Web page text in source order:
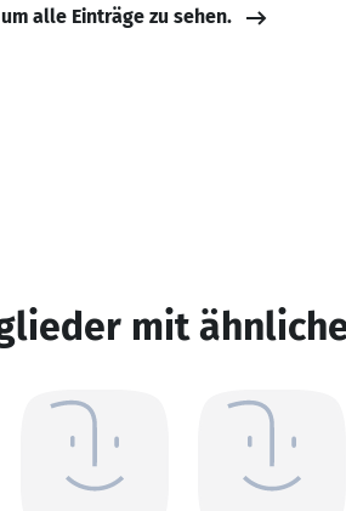
alle Einträge zu sehen.
mit